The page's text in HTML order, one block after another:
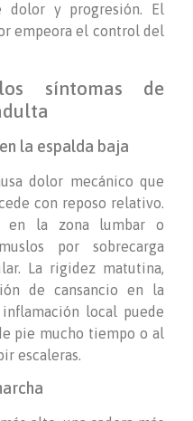
y progresión. El
empeora el control del
síntomas de
la espalda baja
dolor mecánico que
con reposo relativo.
en la zona lumbar o
por sobrecarga
La rigidez matutina,
de cansancio en la
local puede
pie mucho tiempo o al
escaleras.